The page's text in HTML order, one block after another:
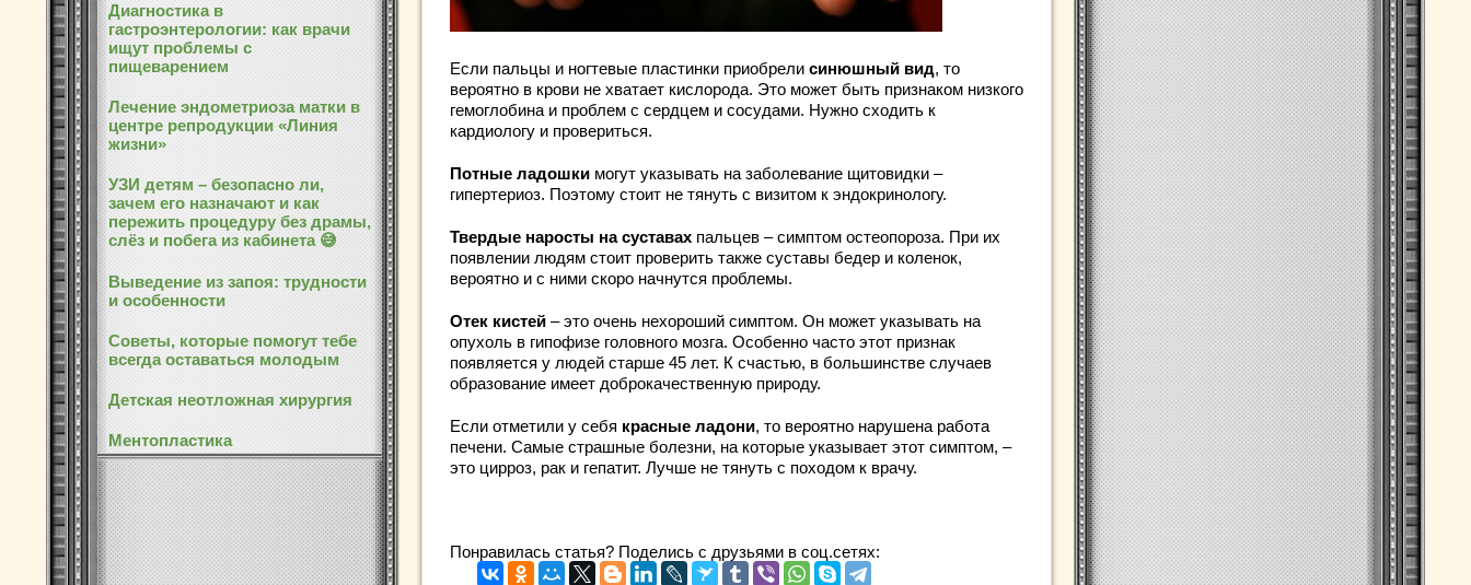
Диагностика в
гастроэнтерологии: как врачи
ищут проблемы с
пищеварением
Лечение эндометриоза матки в
центре репродукции «Линия
жизни»
УЗИ детям – безопасно ли,
зачем его назначают и как
пережить процедуру без драмы,
слёз и побега из кабинета 😅
Выведение из запоя: трудности
и особенности
Советы, которые помогут тебе
всегда оставаться молодым
Детская неотложная хирургия
Ментопластика
Если пальцы и ногтевые пластинки приобрели синюшный вид, то
вероятно в крови не хватает кислорода. Это может быть признаком низкого
гемоглобина и проблем с сердцем и сосудами. Нужно сходить к
кардиологу и провериться.
Потные ладошки могут указывать на заболевание щитовидки –
гипертериоз. Поэтому стоит не тянуть с визитом к эндокринологу.
Твердые наросты на суставах пальцев – симптом остеопороза. При их
появлении людям стоит проверить также суставы бедер и коленок,
вероятно и с ними скоро начнутся проблемы.
Отек кистей – это очень нехороший симптом. Он может указывать на
опухоль в гипофизе головного мозга. Особенно часто этот признак
появляется у людей старше 45 лет. К счастью, в большинстве случаев
образование имеет доброкачественную природу.
Если отметили у себя красные ладони, то вероятно нарушена работа
печени. Самые страшные болезни, на которые указывает этот симптом, –
это цирроз, рак и гепатит. Лучше не тянуть с походом к врачу.
Понравилась статья? Поделись с друзьями в соц.сетях: